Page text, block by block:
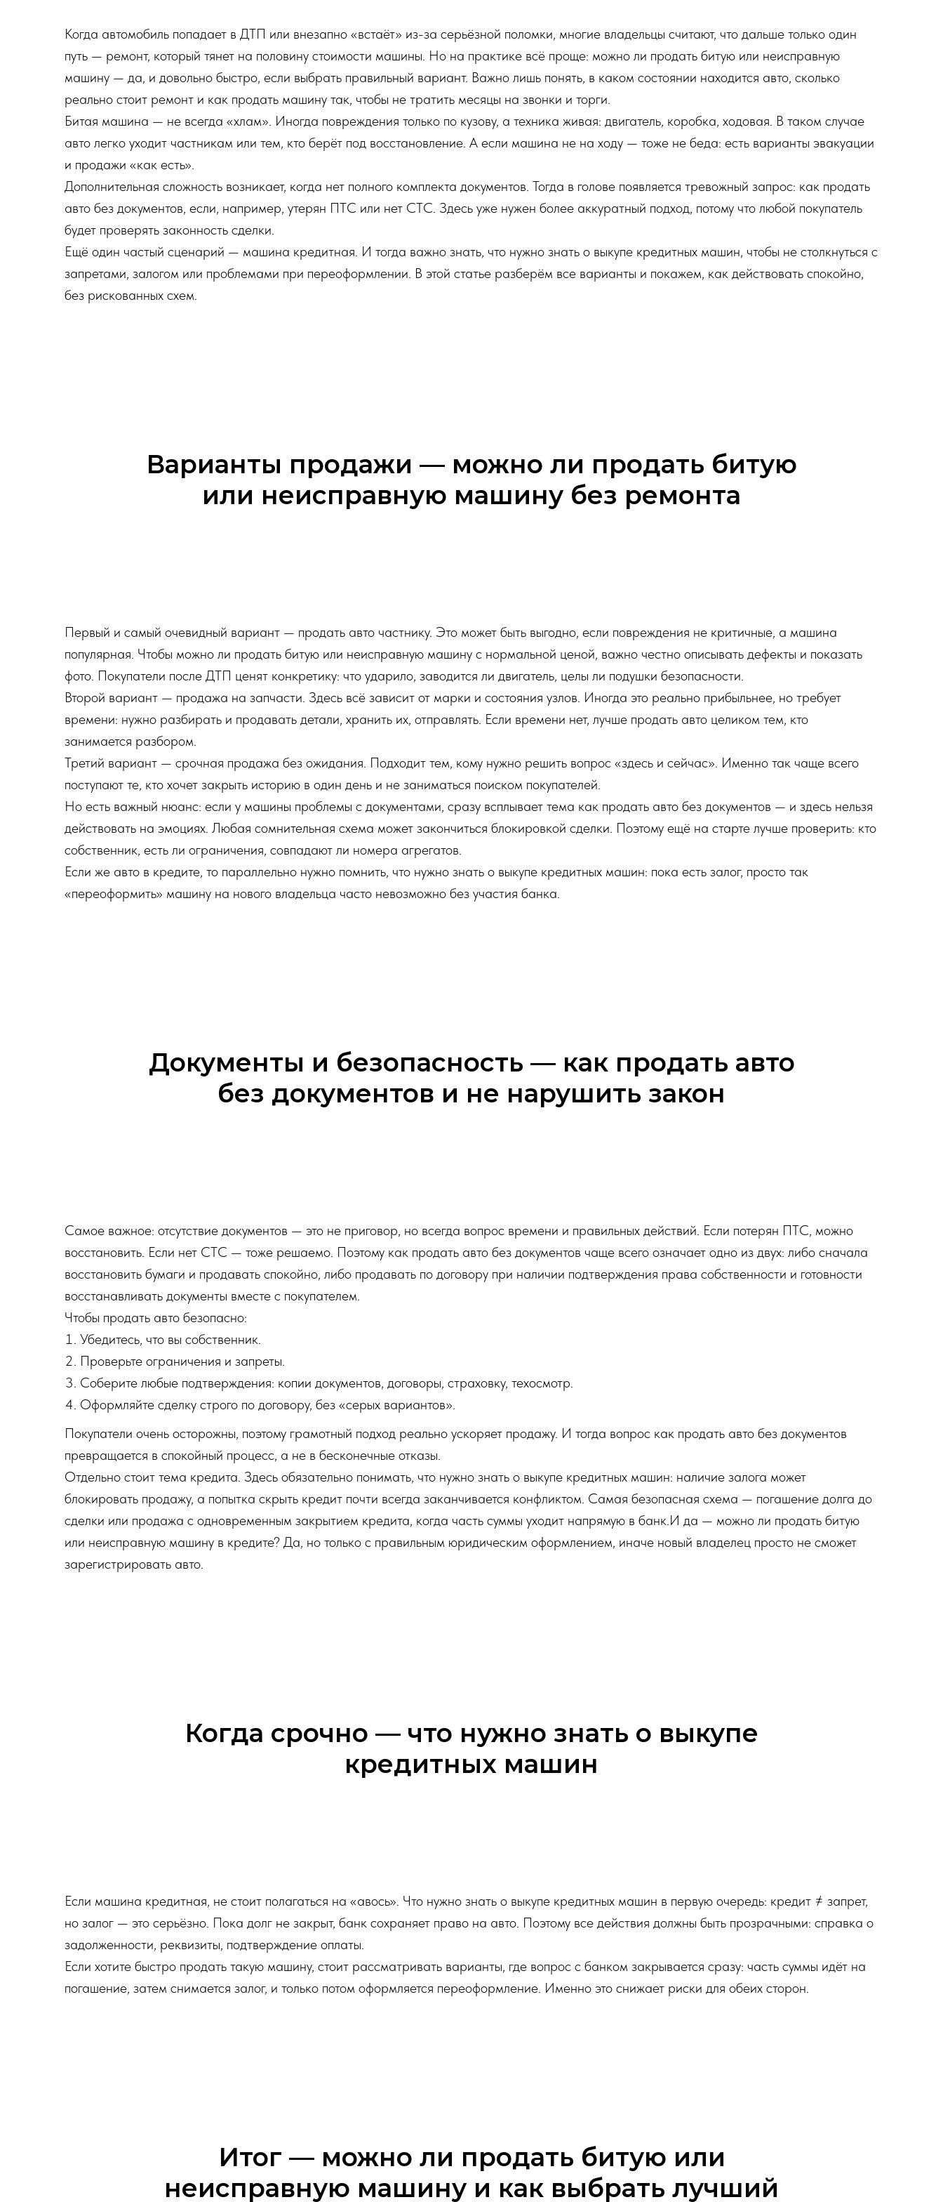
Когда автомобиль попадает в ДТП или внезапно «встаёт» из-за серьёзной поломки, многие владельцы считают, что дальше только один
путь — ремонт, который тянет на половину стоимости машины. Но на практике всё проще: можно ли продать битую или неисправную
машину — да, и довольно быстро, если выбрать правильный вариант. Важно лишь понять, в каком состоянии находится авто, сколько
реально стоит ремонт и как продать машину так, чтобы не тратить месяцы на звонки и торги.
Битая машина — не всегда «хлам». Иногда повреждения только по кузову, а техника живая: двигатель, коробка, ходовая. В таком случае
авто легко уходит частникам или тем, кто берёт под восстановление. А если машина не на ходу — тоже не беда: есть варианты эвакуации
и продажи «как есть».
Дополнительная сложность возникает, когда нет полного комплекта документов. Тогда в голове появляется тревожный запрос: как продать
авто без документов, если, например, утерян ПТС или нет СТС. Здесь уже нужен более аккуратный подход, потому что любой покупатель
будет проверять законность сделки.
Ещё один частый сценарий — машина кредитная. И тогда важно знать, что нужно знать о выкупе кредитных машин, чтобы не столкнуться с
запретами, залогом или проблемами при переоформлении. В этой статье разберём все варианты и покажем, как действовать спокойно,
без рискованных схем.
Варианты продажи — можно ли продать битую
или неисправную машину без ремонта
Первый и самый очевидный вариант — продать авто частнику. Это может быть выгодно, если повреждения не критичные, а машина
популярная. Чтобы можно ли продать битую или неисправную машину с нормальной ценой, важно честно описывать дефекты и показать
фото. Покупатели после ДТП ценят конкретику: что ударило, заводится ли двигатель, целы ли подушки безопасности.
Второй вариант — продажа на запчасти. Здесь всё зависит от марки и состояния узлов. Иногда это реально прибыльнее, но требует
времени: нужно разбирать и продавать детали, хранить их, отправлять. Если времени нет, лучше продать авто целиком тем, кто
занимается разбором.
Третий вариант — срочная продажа без ожидания. Подходит тем, кому нужно решить вопрос «здесь и сейчас». Именно так чаще всего
поступают те, кто хочет закрыть историю в один день и не заниматься поиском покупателей.
Но есть важный нюанс: если у машины проблемы с документами, сразу всплывает тема как продать авто без документов — и здесь нельзя
действовать на эмоциях. Любая сомнительная схема может закончиться блокировкой сделки. Поэтому ещё на старте лучше проверить: кто
собственник, есть ли ограничения, совпадают ли номера агрегатов.
Если же авто в кредите, то параллельно нужно помнить, что нужно знать о выкупе кредитных машин: пока есть залог, просто так
«переоформить» машину на нового владельца часто невозможно без участия банка.
Документы и безопасность — как продать авто
без документов и не нарушить закон
Самое важное: отсутствие документов — это не приговор, но всегда вопрос времени и правильных действий. Если потерян ПТС, можно
восстановить. Если нет СТС — тоже решаемо. Поэтому как продать авто без документов чаще всего означает одно из двух: либо сначала
восстановить бумаги и продавать спокойно, либо продавать по договору при наличии подтверждения права собственности и готовности
восстанавливать документы вместе с покупателем.
Чтобы продать авто безопасно:
Убедитесь, что вы собственник.
Проверьте ограничения и запреты.
Соберите любые подтверждения: копии документов, договоры, страховку, техосмотр.
Оформляйте сделку строго по договору, без «серых вариантов».
Покупатели очень осторожны, поэтому грамотный подход реально ускоряет продажу. И тогда вопрос как продать авто без документов
превращается в спокойный процесс, а не в бесконечные отказы.
Отдельно стоит тема кредита. Здесь обязательно понимать, что нужно знать о выкупе кредитных машин: наличие залога может
блокировать продажу, а попытка скрыть кредит почти всегда заканчивается конфликтом. Самая безопасная схема — погашение долга до
сделки или продажа с одновременным закрытием кредита, когда часть суммы уходит напрямую в банк.И да — можно ли продать битую
или неисправную машину в кредите? Да, но только с правильным юридическим оформлением, иначе новый владелец просто не сможет
зарегистрировать авто.
Когда срочно — что нужно знать о выкупе
кредитных машин
Если машина кредитная, не стоит полагаться на «авось». Что нужно знать о выкупе кредитных машин в первую очередь: кредит ≠ запрет,
но залог — это серьёзно. Пока долг не закрыт, банк сохраняет право на авто. Поэтому все действия должны быть прозрачными: справка о
задолженности, реквизиты, подтверждение оплаты.
Если хотите быстро продать такую машину, стоит рассматривать варианты, где вопрос с банком закрывается сразу: часть суммы идёт на
погашение, затем снимается залог, и только потом оформляется переоформление. Именно это снижает риски для обеих сторон.
Итог — можно ли продать битую или
неисправную машину и как выбрать лучший